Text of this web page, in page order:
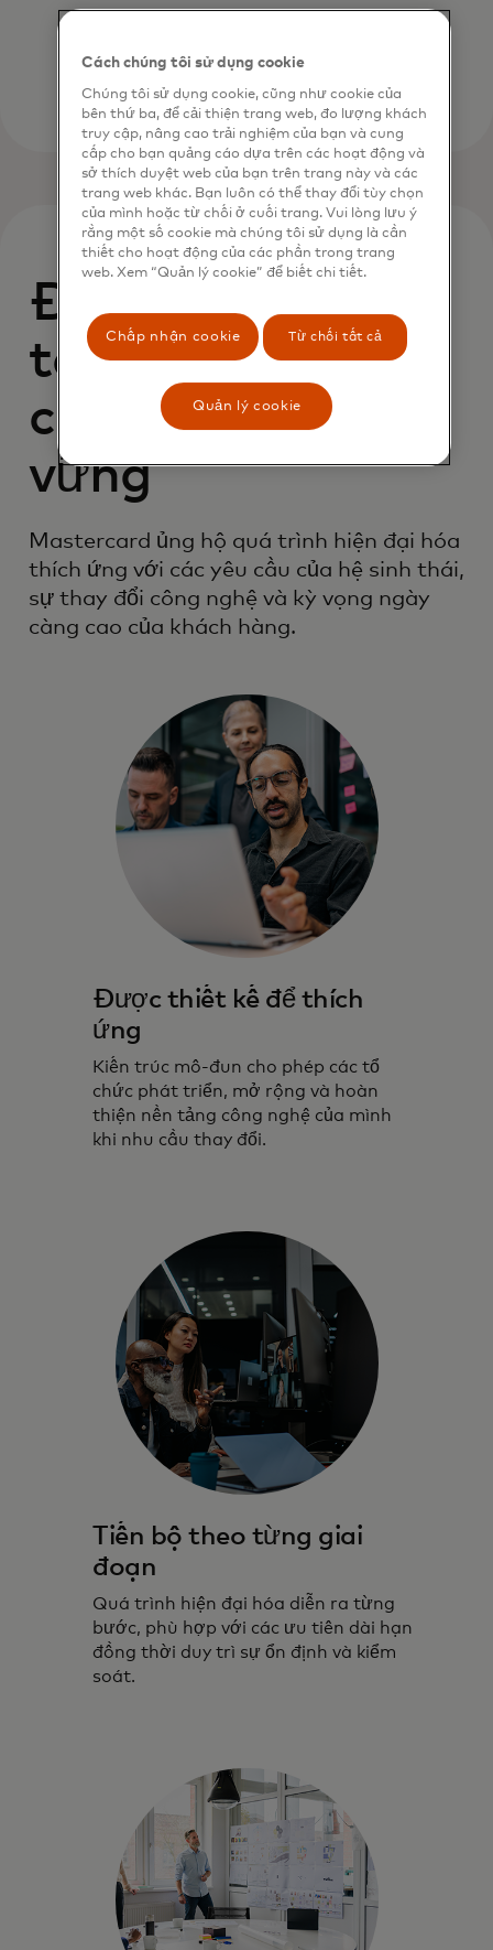
Được thiết kế để
tạo nên sự
chuyển đổi bền
vững
Mastercard ủng hộ quá trình hiện đại hóa
thích ứng với các yêu cầu của hệ sinh thái,
sự thay đổi công nghệ và kỳ vọng ngày
càng cao của khách hàng.
Được thiết kế để thích
ứng
Kiến trúc mô-đun cho phép các tổ
chức phát triển, mở rộng và hoàn
thiện nền tảng công nghệ của mình
khi nhu cầu thay đổi.
Tiến bộ theo từng giai
đoạn
Quá trình hiện đại hóa diễn ra từng
bước, phù hợp với các ưu tiên dài hạn
đồng thời duy trì sự ổn định và kiểm
soát.
Cách chúng tôi sử dụng cookie
Chúng tôi sử dụng cookie, cũng như cookie của
bên thứ ba, để cải thiện trang web, đo lượng khách
truy cập, nâng cao trải nghiệm của bạn và cung
cấp cho bạn quảng cáo dựa trên các hoạt động và
sở thích duyệt web của bạn trên trang này và các
trang web khác. Bạn luôn có thể thay đổi tùy chọn
của mình hoặc từ chối ở cuối trang. Vui lòng lưu ý
rằng một số cookie mà chúng tôi sử dụng là cần
thiết cho hoạt động của các phần trong trang
web. Xem “Quản lý cookie” để biết chi tiết.
Chấp nhận cookie Từ chối tất cả
Quản lý cookie